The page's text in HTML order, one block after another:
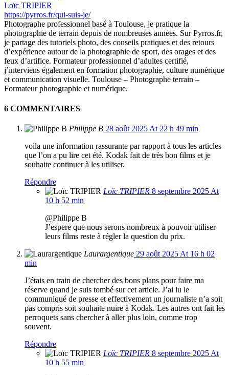
Loïc TRIPIER
https://pyrros.fr/qui-suis-je/
Photographe professionnel basé à Toulouse, je pratique la
photographie de terrain depuis de nombreuses années. Sur Pyrros.fr,
je partage des tutoriels photo, des conseils pratiques et des retours
d’expérience autour de la photographie de sport, des orages et des
feux d’artifice. Formateur professionnel d’adultes certifié,
j’interviens également en formation photographie, culture numérique
et communication visuelle. Toulouse – Photographe terrain –
Formateur photographie et numérique.
6 COMMENTAIRES
Philippe B 28 août 2025 At 22 h 49 min
voila une information rassurante par rapport à tous les articles
que l’on a pu lire cet été. Kodak fait de très bon films et je
souhaite continuer à les utiliser.
Répondre
Loïc TRIPIER 8 septembre 2025 At
10 h 52 min
@Philippe B
J’espere que nous serons nombreux à pouvoir utiliser
leurs films reste à régler la question du prix.
Laurargentique 29 août 2025 At 16 h 02
min
J’étais en train de chercher des bons plans pour faire ma
réserve quand je suis tombé sur cet article. J’ai lu le
communiqué de presse et effectivement un journaliste n’a soit
pas compris soit souhaite nuire à Kodak. Les autres ont fait les
perroquets sans chercher à aller plus loin, comme trop
souvent.
Répondre
Loïc TRIPIER 8 septembre 2025 At
10 h 55 min